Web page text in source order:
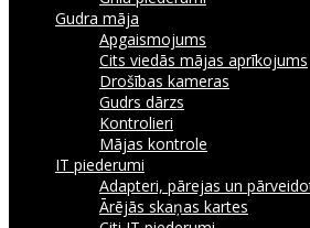
Gudra māja
Apgaismojums
Cits viedās mājas aprīkojums
Drošības kameras
Gudrs dārzs
Kontrolieri
Mājas kontrole
IT piederumi
Adapteri, pārejas un
Ārējās skaņas kartes